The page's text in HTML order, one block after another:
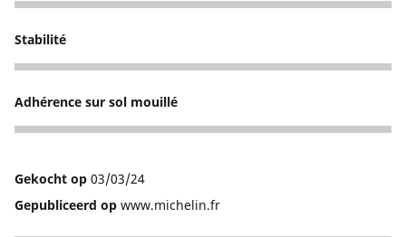
5
Stabilité
5
Adhérence sur sol mouillé
5
Gekocht op 03/03/24
Gepubliceerd op www.michelin.fr